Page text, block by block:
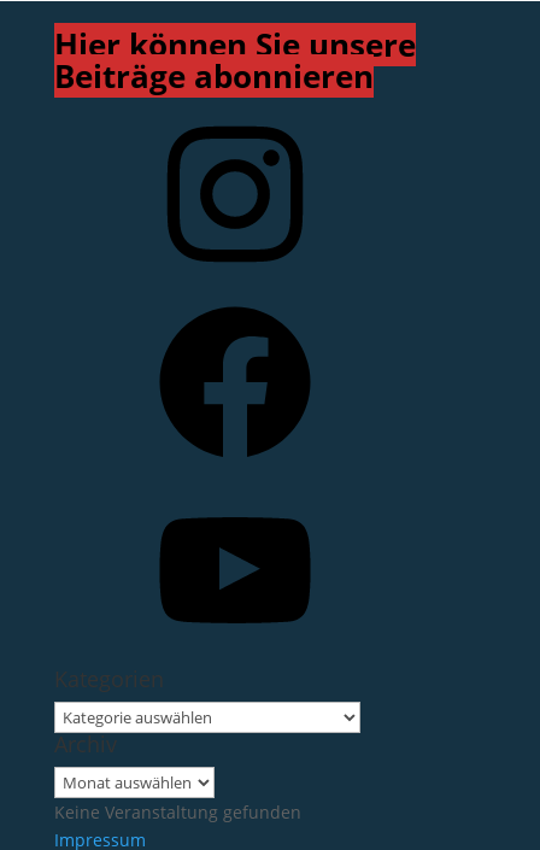
Hier können Sie unsere
Beiträge abonnieren
Kategorien
Kategorien
Archiv
Archiv
Keine Veranstaltung gefunden
Impressum